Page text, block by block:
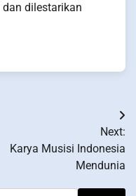
dilestarikan
Next:
Karya Musisi Indonesia
Mendunia